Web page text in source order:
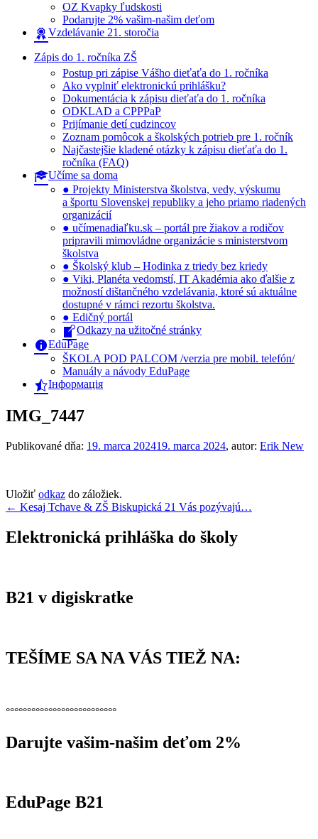
OZ Kvapky ľudskosti
Podarujte 2% vašim-našim deťom
Vzdelávanie 21. storočia
Zápis do 1. ročníka ZŠ
Postup pri zápise Vášho dieťaťa do 1. ročníka
Ako vyplniť elektronickú prihlášku?
Dokumentácia k zápisu dieťaťa do 1. ročníka
ODKLAD a CPPPaP
Prijímanie detí cudzincov
Zoznam pomôcok a školských potrieb pre 1. ročník
Najčastejšie kladené otázky k zápisu dieťaťa do 1.
ročníka (FAQ)
Učíme sa doma
● Projekty Ministerstva školstva, vedy, výskumu
a športu Slovenskej republiky a jeho priamo riadených
organizácií
● učímenadiaľku.sk – portál pre žiakov a rodičov
pripravili mimovládne organizácie s ministerstvom
školstva
● Školský klub – Hodinka z triedy bez kriedy
● Viki, Planéta vedomstí, IT Akadémia ako ďalšie z
možností dištančného vzdelávania, ktoré sú aktuálne
dostupné v rámci rezortu školstva.
● Edičný portál
Odkazy na užitočné stránky
EduPage
ŠKOLA POD PALCOM /verzia pre mobil. telefón/
Manuály a návody EduPage
Інформація
IMG_7447
Publikované dňa: 19. marca 202419. marca 2024, autor: Erik New
Uložiť odkaz do záložiek.
Navigácia
v
článku
← Kesaj Tchave & ZŠ Biskupická 21 Vás pozývajú…
Elektronická prihláška do školy
B21 v digiskratke
TEŠÍME SA NA VÁS TIEŽ NA:
°°°°°°°°°°°°°°°°°°°°°°°°°°
Darujte vašim-našim deťom 2%
EduPage B21